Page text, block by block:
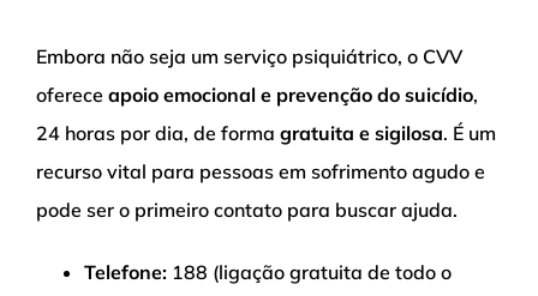
Embora não seja um serviço psiquiátrico, o CVV
oferece apoio emocional e prevenção do suicídio,
24 horas por dia, de forma gratuita e sigilosa. É um
recurso vital para pessoas em sofrimento agudo e
pode ser o primeiro contato para buscar ajuda.
Telefone: 188 (ligação gratuita de todo o